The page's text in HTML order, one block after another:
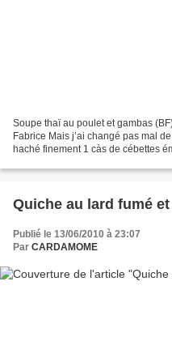
Soupe thaï au poulet et gambas
Fabrice Mais j’ai changé pas mal
haché finement 1 càs de cébettes
Quiche au lard fumé
Publié le 13/06/2010 à 23:07
Par CARDAMOME